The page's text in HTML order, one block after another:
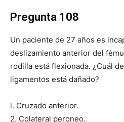
Pregunta 108
Un paciente de 27 años es
deslizamiento anterior del
rodilla está flexionada. ¿Cuál
ligamentos está dañado?
l. Cruzado anterior.
2. Colateral peroneo.